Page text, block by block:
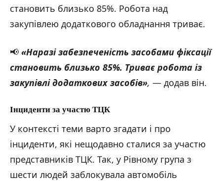
становить близько 85%. Робота над
закупівлею додаткового обладнання триває.
📢 «Наразі забезпеченість засобами фіксації
становить близько 85%. Триває робота із
закупівлі додаткових засобів», — додав він.
Інциденти за участю ТЦК
У контексті теми варто згадати і про
інциденти, які нещодавно сталися за участю
представників ТЦК. Так, у Рівному група з
шести людей заблокувала автомобіль